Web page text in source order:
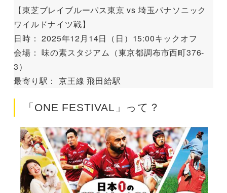
【東芝ブレイブルーパス東京 vs 埼玉パナソニック
ワイルドナイツ戦】
日時： 2025年12月14日（日）15:00キックオフ
会場： 味の素スタジアム（東京都調布市西町376-
3）
最寄り駅： 京王線 飛田給駅
「ONE FESTIVAL」って？